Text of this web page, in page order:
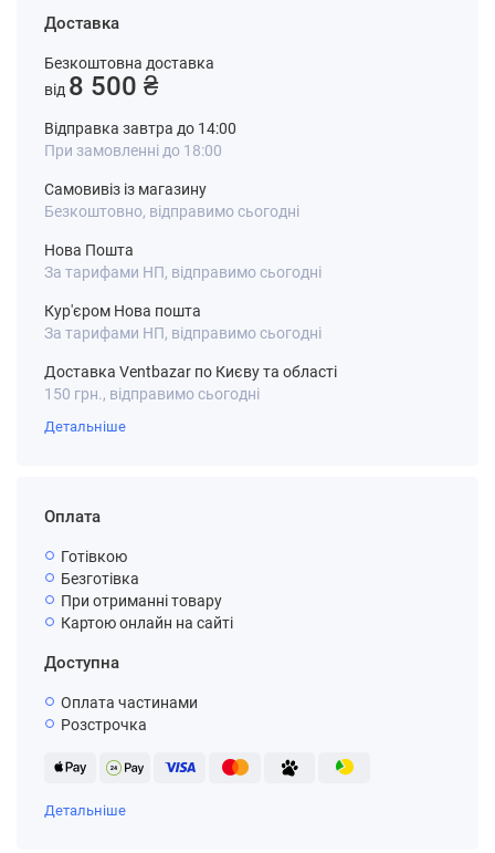
Доставка
Безкоштовна доставка
від 8 500 ₴
Відправка завтра до 14:00
При замовленні до 18:00
Самовивіз із магазину
Безкоштовно, відправимо сьогодні
Нова Пошта
За тарифами НП, відправимо сьогодні
Кур'єром Нова пошта
За тарифами НП, відправимо сьогодні
Доставка Ventbazar по Києву та області
150 грн., відправимо сьогодні
Детальніше
Оплата
Готівкою
Безготівка
При отриманні товару
Картою онлайн на сайті
Доступна
Оплата частинами
Розстрочка
Детальніше